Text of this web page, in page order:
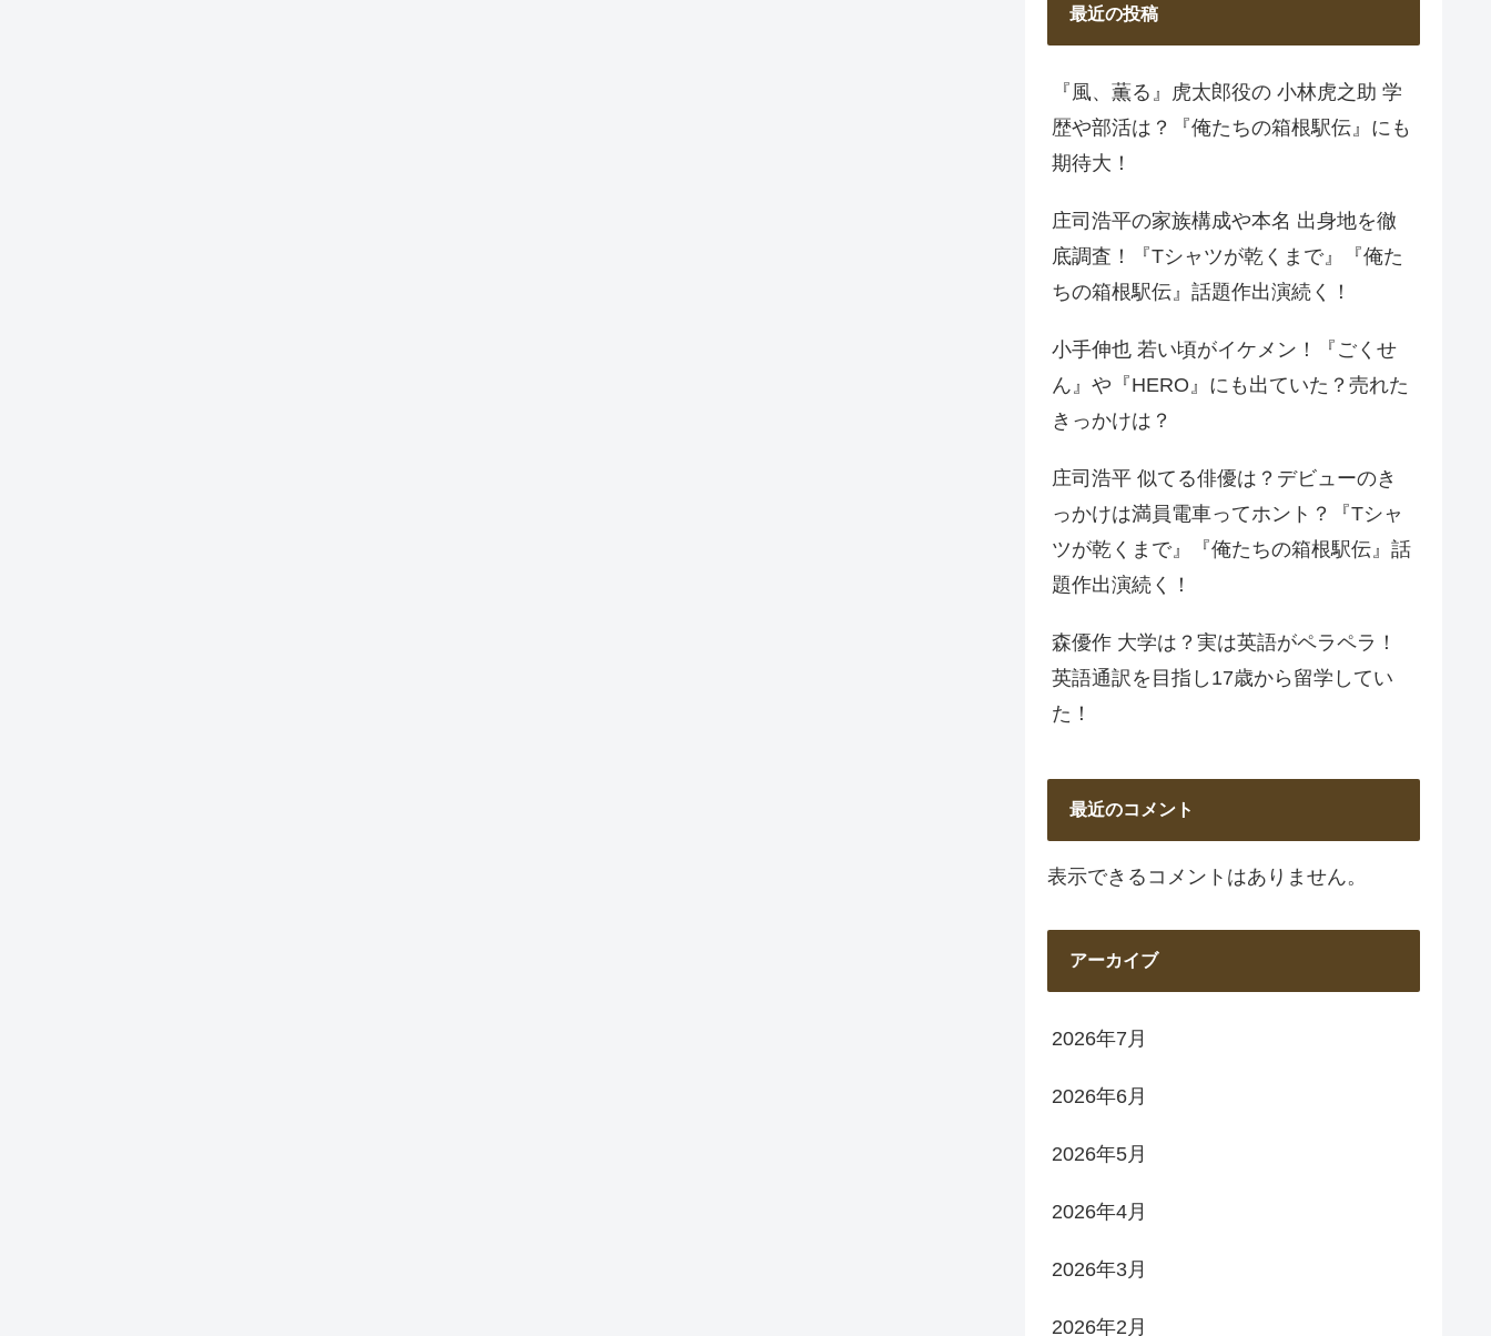
最近の投稿
『風、薫る』虎太郎役の 小林虎之助 学
歴や部活は？『俺たちの箱根駅伝』にも
期待大！
庄司浩平の家族構成や本名 出身地を徹
底調査！『Tシャツが乾くまで』『俺た
ちの箱根駅伝』話題作出演続く！
小手伸也 若い頃がイケメン！『ごくせ
ん』や『HERO』にも出ていた？売れた
きっかけは？
庄司浩平 似てる俳優は？デビューのき
っかけは満員電車ってホント？『Tシャ
ツが乾くまで』『俺たちの箱根駅伝』話
題作出演続く！
森優作 大学は？実は英語がペラペラ！
英語通訳を目指し17歳から留学してい
た！
最近のコメント
表示できるコメントはありません。
アーカイブ
2026年7月
2026年6月
2026年5月
2026年4月
2026年3月
2026年2月